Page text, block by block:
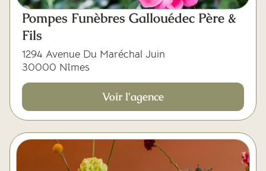
Mes dernières volontés
Pompes Funèbres Gallouédec Père &
Fils
1294 Avenue Du Maréchal Juin
30000 Nîmes
Voir l'agence